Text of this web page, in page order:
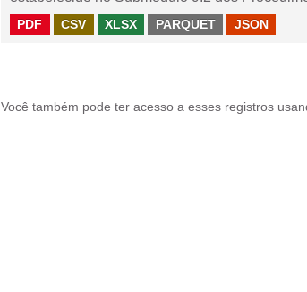
PDF CSV XLSX PARQUET JSON
Você também pode ter acesso a esses registros